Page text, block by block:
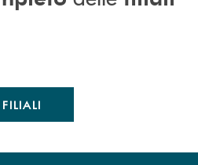
FILIALI